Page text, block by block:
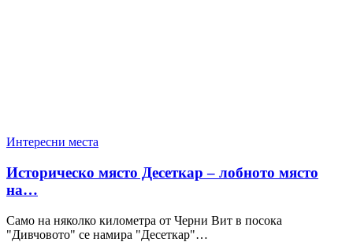
Интересни места
Историческо място Десеткар – лобното място
на…
Само на няколко километра от Черни Вит в посока
"Дивчовото" се намира "Десеткар"…